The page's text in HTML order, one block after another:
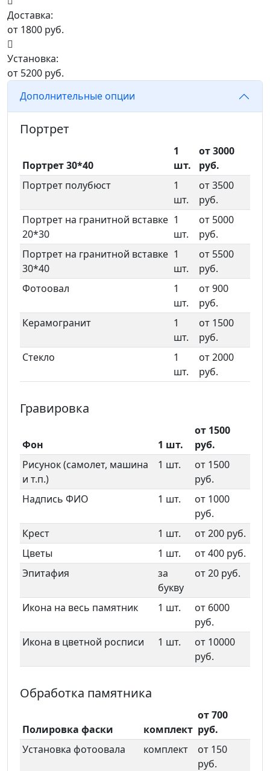
Доставка:
от 1800 руб.
Установка:
от 5200 руб.
Дополнительные опции
Портрет
Портрет 30*40
1
шт.
от 3000
руб.
Портрет полубюст
1
шт.
от 3500
руб.
Портрет на гранитной вставке
20*30
1
шт.
от 5000
руб.
Портрет на гранитной вставке
30*40
1
шт.
от 5500
руб.
Фотоовал
1
шт.
от 900
руб.
Керамогранит
1
шт.
от 1500
руб.
Стекло
1
шт.
от 2000
руб.
Гравировка
Фон 1 шт.
от 1500
руб.
Рисунок (самолет, машина
и т.п.)
1 шт.
от 1500
руб.
Надпись ФИО
1 шт.
от 1000
руб.
Крест
1 шт.
от 200 руб.
Цветы
1 шт.
от 400 руб.
Эпитафия
за
букву
от 20 руб.
Икона на весь памятник 1 шт.
от 6000
руб.
Икона в цветной росписи
1 шт.
от 10000
руб.
Обработка памятника
Полировка фаски комплект
от 700
руб.
Установка фотоовала
комплект
от 150
руб.